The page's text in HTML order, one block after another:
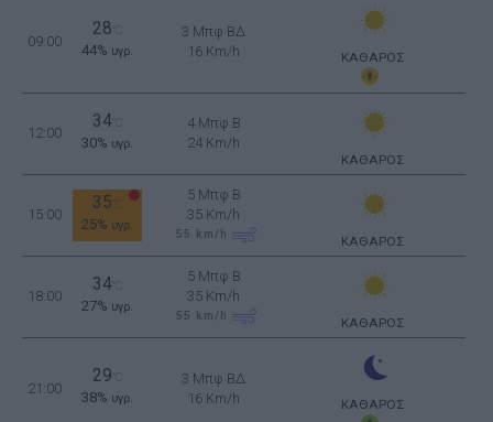
09:00
28
44% υγρ.
3 Μπφ ΒΔ
16 Km/h
ΚΑΘΑΡΟΣ
12:00
34°C
30% υγρ.
4 Μπφ B
24 Km/h
ΚΑΘΑΡΟΣ
15:00
35
25% υγρ.
5 Μπφ B
35 Km/h
55 km/h ΚΑΘΑΡΟΣ
18:00
34°C
27% υγρ.
5 Μπφ B
35 Km/h
55 km/h ΚΑΘΑΡΟΣ
21:00
29
38% υγρ.
3 Μπφ ΒΔ
16 Km/h
ΚΑΘΑΡΟΣ